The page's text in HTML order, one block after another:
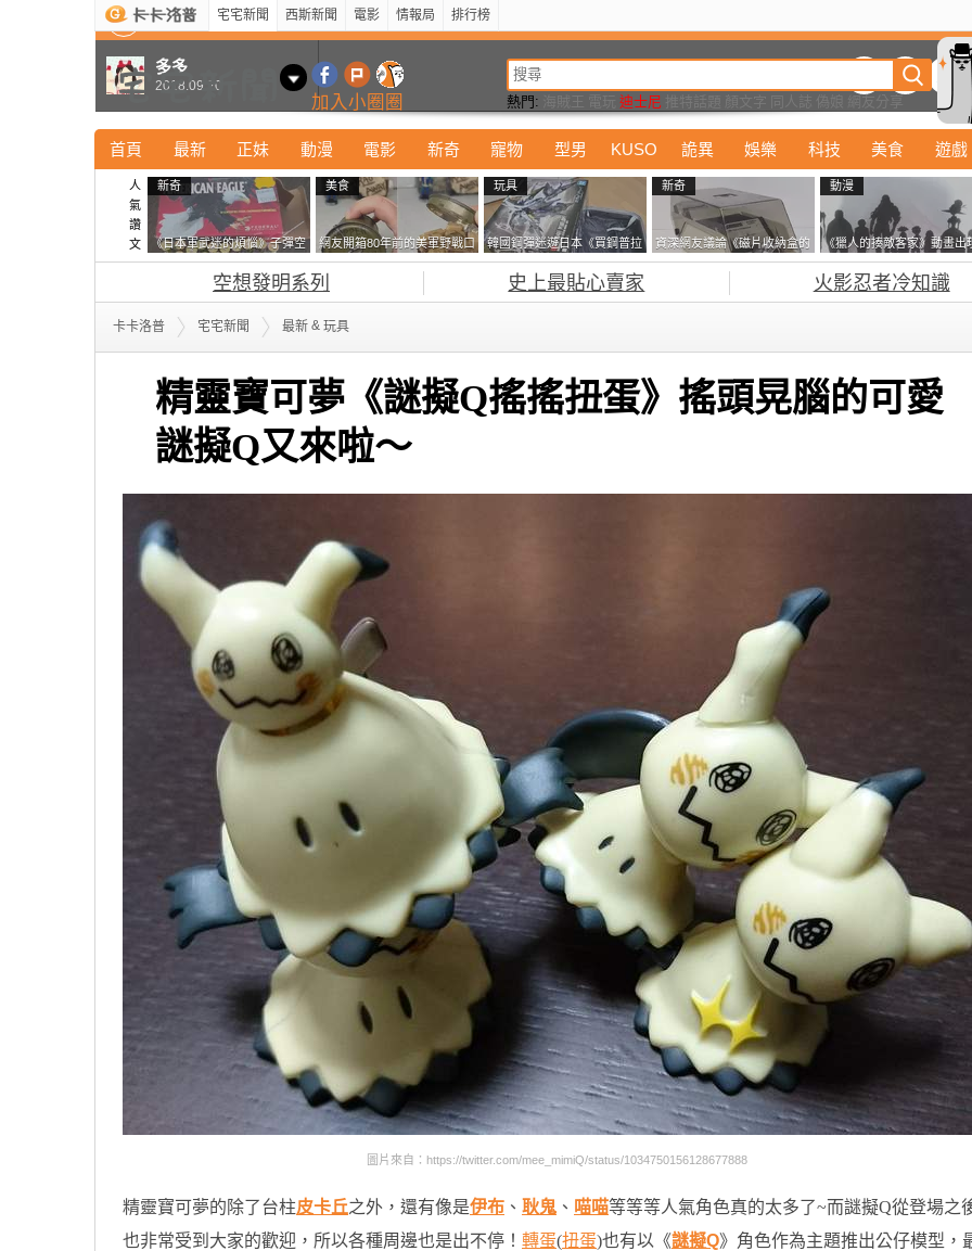
宅宅新聞 西斯新聞 電影 情報局 排行榜
加入小圈圈 熱門: 迪士尼
首頁 最新 正妹 動漫 電影 新奇 寵物 型男 KUSO 詭異 娛樂 科技 美食 遊戲
人
氣
讚
文
新奇
《日本軍武迷的煩惱》子彈空
盒在日本超級貴 美國網友直
接一大箱寄給他了
美食
網友開箱80年前的美軍野戰口
糧 罐頭本身保存良好，但裡
面的味道...
玩具
韓國鋼彈迷遊日本《買鋼普拉
塞不進行李箱》網友們集思廣
益提供解方了……
新奇
資深網友議論《磁片收納盒的
鎖有什麼用》想偷的話整盒拿
動漫
《獵人的揍敵客家》動畫出
的這個剪影是誰？你是不是
記還有這號人物了
空想發明系列 史上最貼心賣家 火影忍者冷知識
卡卡洛普 宅宅新聞 最新 & 玩具
精靈寶可夢《謎擬Q搖搖扭蛋》搖頭晃腦的可愛
謎擬Q又來啦～
最新 新奇 正妹 寵物 型男 Kuso 科技 動漫
多多
2018.09.20
圖片來自：https://twitter.com/mee_mimiQ/status/1034750156128677888
精靈寶可夢的除了台柱皮卡丘之外，還有像是伊布 、 耿鬼 、 喵喵等等等人氣角色真的太多了~而謎擬Q從登場之
也非常受到大家的歡迎，所以各種周邊也是出不停！ 轉蛋(扭蛋)也有以《謎擬Q》角色作為主題推出公仔模型，